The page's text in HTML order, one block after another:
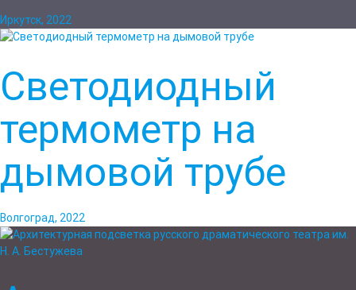
Иркутск, 2022
Светодиодный
термометр на
дымовой трубе
Волгоград, 2022